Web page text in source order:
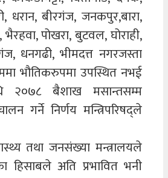
धरान, बीरगंज, जनकपुर,बारा,
भैरहवा, पोखरा, बुटवल, घोराही,
धनगढी, भीमदत्त नगरजस्ता
भौतिकरुपमा उपस्थित नभई
२०७८ बैशाख मसान्तसम्म
गर्ने निर्णय मन्त्रिपरिषद्ले
तथा जनसंख्या मन्त्रालयले
हिसाबले अति प्रभावित भनी